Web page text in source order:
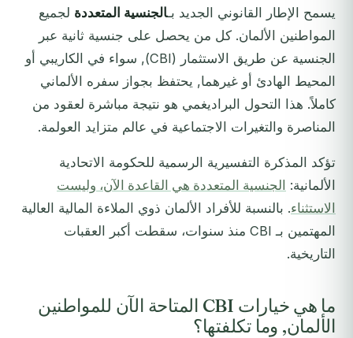
يسمح الإطار القانوني الجديد بـالجنسية المتعددة لجميع
المواطنين الألمان. كل من يحصل على جنسية ثانية عبر
الجنسية عن طريق الاستثمار (CBI), سواء في الكاريبي أو
المحيط الهادئ أو غيرهما, يحتفظ بجواز سفره الألماني
كاملاً. هذا التحول البراديغمي هو نتيجة مباشرة لعقود من
المناصرة والتغيرات الاجتماعية في عالم متزايد العولمة.
تؤكد المذكرة التفسيرية الرسمية للحكومة الاتحادية
الألمانية: الجنسية المتعددة هي القاعدة الآن، وليست
الاستثناء. بالنسبة للأفراد الألمان ذوي الملاءة المالية العالية
المهتمين بـ CBI منذ سنوات، سقطت أكبر العقبات
التاريخية.
ما هي خيارات CBI المتاحة الآن للمواطنين
الألمان, وما تكلفتها؟